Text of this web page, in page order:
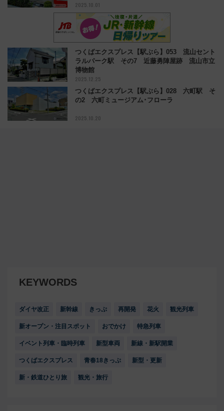
2025.10.01
つくばエクスプレス【駅ぶら】053 流山セント
ラルパーク駅 その7 近藤勇陣屋跡 流山市立
博物館
2025.12.25
つくばエクスプレス【駅ぶら】028 六町駅 そ
の2 六町ミュージアム･フローラ
2025.10.20
KEYWORDS
ダイヤ改正 新幹線 きっぷ 再開発 花火 観光列車
新オープン・注目スポット おでかけ 特急列車
イベント列車・臨時列車 新型車両 新線・新駅開業
つくばエクスプレス 青春18きっぷ 新型・更新
新・鉄道ひとり旅 観光・旅行